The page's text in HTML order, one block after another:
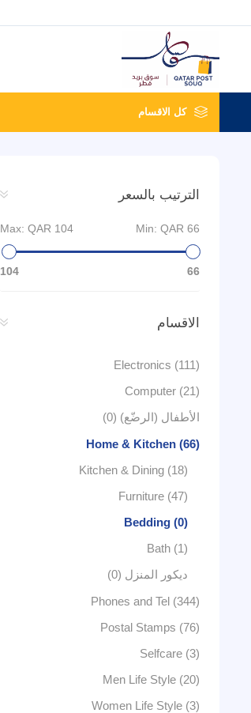
كل الاقسام
الترتيب بالسعر
Min: QAR 66
Max: QAR 104
66
104
الاقسام
Electronics (111)
Computer (21)
الأطفال (الرضّع) (0)
Home & Kitchen (66)
Kitchen & Dining (18)
Furniture (47)
Bedding (0)
Bath (1)
ديكور المنزل (0)
Phones and Tel (344)
Postal Stamps (76)
Selfcare (3)
Men Life Style (20)
Women Life Style (3)